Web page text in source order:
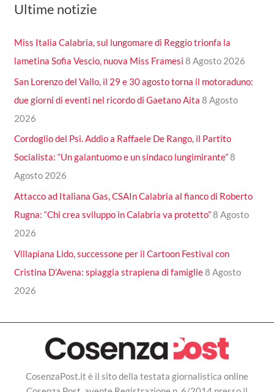
Ultime notizie
Miss Italia Calabria, sul lungomare di Reggio trionfa la
lametina Sofia Vescio, nuova Miss Framesi 8 Agosto 2026
San Lorenzo del Vallo, il 29 e 30 agosto torna il motoraduno:
due giorni di eventi nel ricordo di Gaetano Aita 8 Agosto
2026
Cordoglio del Psi. Addio a Raffaele De Rango, il Partito
Socialista: “Un galantuomo e un sindaco lungimirante”8
Agosto 2026
Attacco ad Italiana Gas, CSAIn Calabria al fianco di Roberto
Rugna: “Chi crea sviluppo in Calabria va protetto”8 Agosto
2026
Villapiana Lido, successone per il Cartoon Festival con
Cristina D’Avena: spiaggia strapiena di famiglie8 Agosto
2026
CosenzaPost.it è il sito della testata giornalistica online